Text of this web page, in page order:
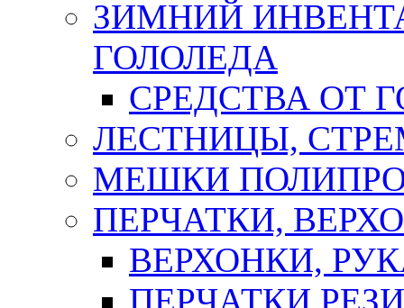
ЗИМНИЙ
ГОЛОЛЕДА
СРЕДСТВА ОТ
ЛЕСТНИЦЫ,
МЕШКИ
ПЕРЧАТКИ,
ВЕРХОНКИ,